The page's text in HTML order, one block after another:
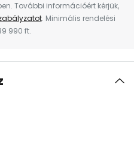
További információért kérjük,
. Minimális rendelési
990 ft.